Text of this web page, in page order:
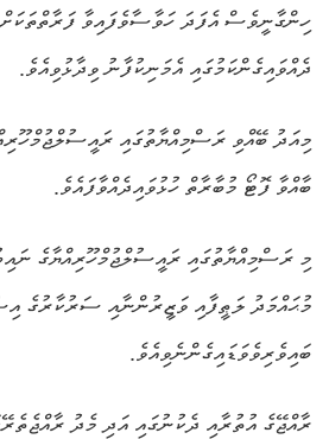
ހިންގާނީވެސް އެފަދަ ހަވާސާވެފައިވާ
ދެއްވައިގެންކަމުގައި އެމަނިކުފާނު ވިދާޅުވިއެވެ.
މިއަދު ބޭއްވި ރަސްމިއްޔާތުގައި
ބާއްވާ ފޮޓޯ މުބާރާތް ހުޅުވައިދެއްވާފައެވެ.
މި ރަސްމިއްޔާތުގައި ރައީސުލްޖުމްހޫރިއްޔާގެ
މުޙައްމަދު ލަޠީފާއި ވަޒީރުންނާއި ސަރުކާރުގެ
ބައިވެރިވެވަޑައިގެންނެވިއެވެ.
ރާއްޖޭގެ އުތުރާއި ދެކުނުގައި އަދި މެދު